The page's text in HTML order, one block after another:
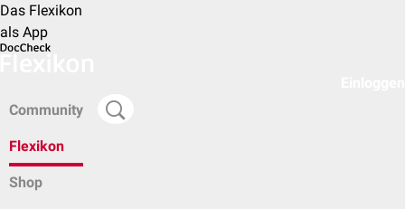
Das Flexikon
als App
Community
Flexikon
Shop